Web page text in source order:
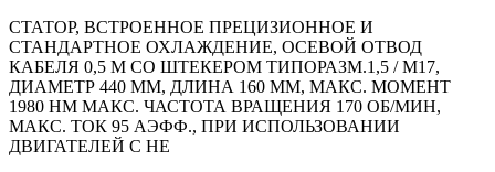
СТАТОР, ВСТРОЕННОЕ ПРЕЦИЗИОННОЕ И
СТАНДАРТНОЕ ОХЛАЖДЕНИЕ, ОСЕВОЙ ОТВОД
КАБЕЛЯ 0,5 М СО ШТЕКЕРОМ ТИПОРАЗМ.1,5 / M17,
ДИАМЕТР 440 ММ, ДЛИНА 160 ММ, МАКС. МОМЕНТ
1980 HM МАКС. ЧАСТОТА ВРАЩЕНИЯ 170 ОБ/МИН,
МАКС. ТОК 95 АЭФФ., ПРИ ИСПОЛЬЗОВАНИИ
ДВИГАТЕЛЕЙ С НЕ